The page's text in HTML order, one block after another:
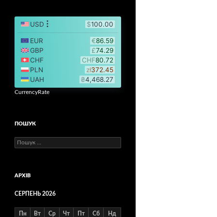
CurrencyRate
ПОШУК
Пошук:
АРХІВ
СЕРПЕНЬ 2026
Пн Вт Ср Чт Пт Сб Нд